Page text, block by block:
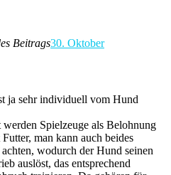
Beitrags30. Oktober
ja sehr individuell vom Hund
Spielzeuge als Belohnung
man kann auch beides
wodurch der Hund seinen
auslöst, das entsprechend